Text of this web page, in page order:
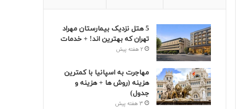
5 هتل نزدیک بیمارستان مهراد
تهران که بهترین‌ اند! + خدمات
2 هفته پیش
مهاجرت به اسپانیا با کمترین
هزینه (روش ها + هزینه و
جدول)
3 هفته پیش